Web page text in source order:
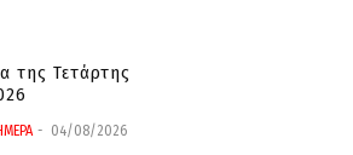
της Τετάρτης
04/08/2026